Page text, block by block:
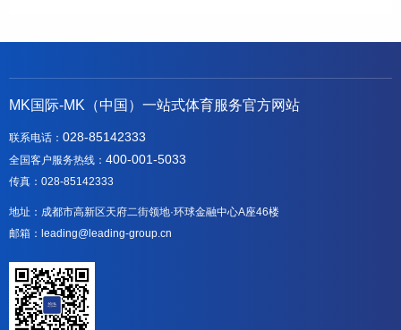
MK国际-MK（中国）一站式体育服务官方网站
联系电话： 028-85142333
全国客户服务热线： 400-001-5033
传真：028-85142333
地址：成都市高新区天府二街领地·环球金融中心A座46楼
邮箱：leading@leading-group.cn